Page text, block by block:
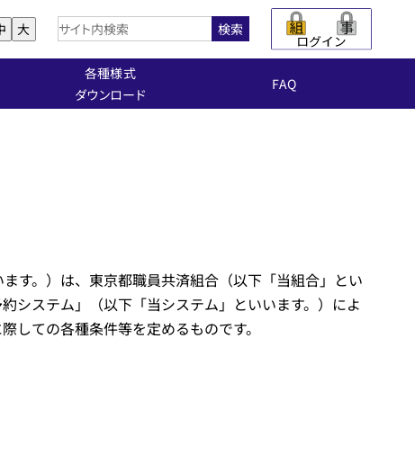
大 検索
各種様式
ダウンロード
FAQ
す。）は、東京都職員共済組合（以下「当組合」とい
システム」（以下「当システム」といいます。）によ
しての各種条件等を定めるものです。